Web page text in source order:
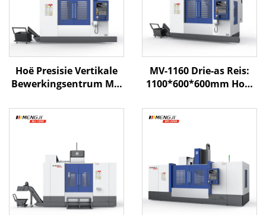
Hoë Presisie Vertikale
Bewerkingsentrum ML-
Houtkiskonstruksie,
ATC Direkte Aandrywing
Stewigheid
Raamontwerp
MV-1160 Drie-as Reis:
1100*600*600mm Hoë-
Masjien Tood Vertikale
Werktuigkundige
Mitsubishi Stelsel